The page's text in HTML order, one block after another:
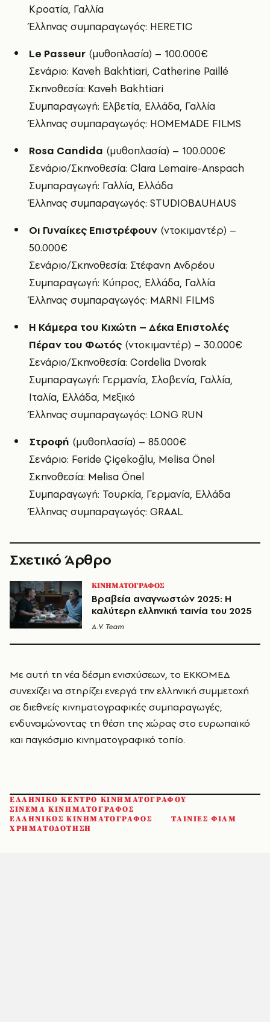
Κροατία, Γαλλία
Έλληνας συμπαραγωγός: HERETIC
Le Passeur (μυθοπλασία) – 100.000€
Σενάριο: Kaveh Bakhtiari, Catherine Paillé
Σκηνοθεσία: Kaveh Bakhtiari
Συμπαραγωγή: Ελβετία, Ελλάδα, Γαλλία
Έλληνας συμπαραγωγός: HOMEMADE FILMS
Rosa Candida (μυθοπλασία) – 100.000€
Σενάριο/Σκηνοθεσία: Clara Lemaire-Anspach
Συμπαραγωγή: Γαλλία, Ελλάδα
Έλληνας συμπαραγωγός: STUDIOBAUHAUS
Οι Γυναίκες Επιστρέφουν (ντοκιμαντέρ) –
50.000€
Σενάριο/Σκηνοθεσία: Στέφανη Ανδρέου
Συμπαραγωγή: Κύπρος, Ελλάδα, Γαλλία
Έλληνας συμπαραγωγός: MARNI FILMS
Η Κάμερα του Κιχώτη – Δέκα Επιστολές
Πέραν του Φωτός (ντοκιμαντέρ) – 30.000€
Σενάριο/Σκηνοθεσία: Cordelia Dvorak
Συμπαραγωγή: Γερμανία, Σλοβενία, Γαλλία,
Ιταλία, Ελλάδα, Μεξικό
Έλληνας συμπαραγωγός: LONG RUN
Στροφή (μυθοπλασία) – 85.000€
Σενάριο: Feride Çiçekoğlu, Melisa Önel
Σκηνοθεσία: Melisa Önel
Συμπαραγωγή: Τουρκία, Γερμανία, Ελλάδα
Έλληνας συμπαραγωγός: GRAAL
Σχετικό Άρθρο
ΚΙΝΗΜΑΤΟΓΡΑΦΟΣ
Βραβεία αναγνωστών 2025: Η
καλύτερη ελληνική ταινία του 2025
A.V. Team
Με αυτή τη νέα δέσμη ενισχύσεων, το ΕΚΚΟΜΕΔ
συνεχίζει να στηρίζει ενεργά την ελληνική συμμετοχή
σε διεθνείς κινηματογραφικές συμπαραγωγές,
ενδυναμώνοντας τη θέση της χώρας στο ευρωπαϊκό
και παγκόσμιο κινηματογραφικό τοπίο.
ΕΛΛΗΝΙΚΟ ΚΕΝΤΡΟ ΚΙΝΗΜΑΤΟΓΡΑΦΟΥ
ΣΙΝΕΜΑ ΚΙΝΗΜΑΤΟΓΡΑΦΟΣ
ΕΛΛΗΝΙΚΟΣ ΚΙΝΗΜΑΤΟΓΡΑΦΟΣ
ΤΑΙΝΙΕΣ ΦΙΛΜ
ΧΡΗΜΑΤΟΔΟΤΗΣΗ